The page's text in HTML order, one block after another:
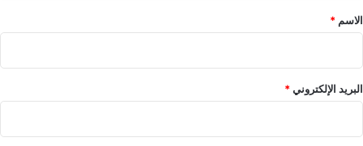
*
الاسم *
البريد الإلكتروني*